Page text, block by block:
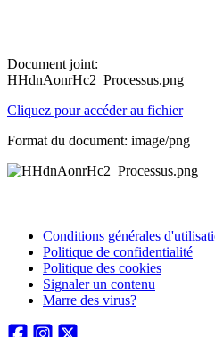
Document joint:
HHdnAonrHc2_Processus.png
Cliquez pour accéder au fichier
Format du document: image/png
Conditions générales
Politique de confidentialité
Politique des cookies
Signaler un contenu
Marre des virus?